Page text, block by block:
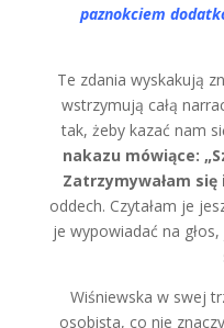
paznokciem
Te zdania wyskakują
wstrzymują całą
tak, żeby kazać nam
nakazu mówiące:
Zatrzymywałam się
oddech. Czytałam je
je wypowiadać na
Wiśniewska w swej
osobista, co nie